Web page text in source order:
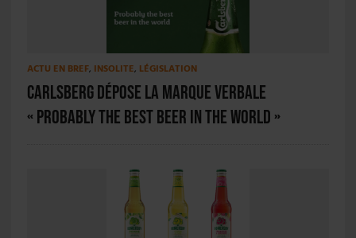
ACTU EN BREF, INSOLITE, LÉGISLATION
Carlsberg dépose la marque verbale
« Probably the best beer in the world »